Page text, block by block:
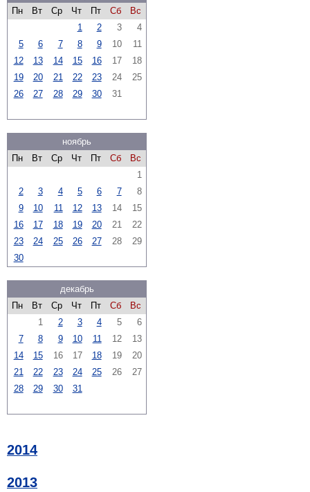
Пн
Вт Ср Чт Пт Сб
Вс
1
2 3
4
5
6 7 8 9 10
11
12
13 14 15 16 17
18
19
20 21 22 23 24
25
26
27 28 29 30 31
ноябрь
Пн
Вт Ср Чт Пт Сб
Вс
1
2
3 4 5 6 7
8
9
10 11 12 13 14
15
16
17 18 19 20 21
22
23
24 25 26 27 28
29
30
декабрь
Пн
Вт Ср Чт Пт Сб
Вс
1
2 3 4 5
6
7
8 9 10 11 12
13
14
15 16 17 18 19
20
21
22 23 24 25 26
27
28
29 30 31
2014
2013